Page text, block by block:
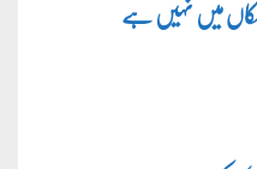
میں نہیں ہے